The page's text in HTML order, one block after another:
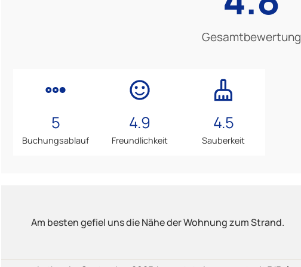
Gesamtbewertung
5
Buchungsablauf
4.9
Freundlichkeit
4.5
Sauberkeit
Am besten gefiel uns die Nähe der Wohnung zum Strand.